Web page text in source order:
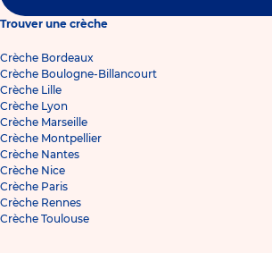
Trouver une crèche
Crèche Bordeaux
Crèche Boulogne-Billancourt
Crèche Lille
Crèche Lyon
Crèche Marseille
Crèche Montpellier
Crèche Nantes
Crèche Nice
Crèche Paris
Crèche Rennes
Crèche Toulouse